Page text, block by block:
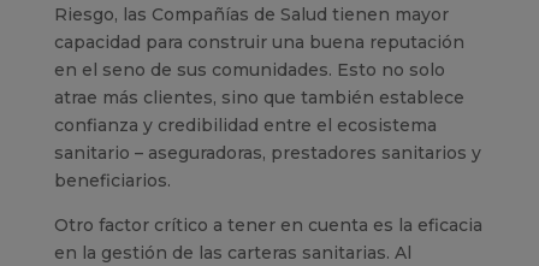
Riesgo, las Compañías de Salud tienen mayor
capacidad para construir una buena reputación
en el seno de sus comunidades. Esto no solo
atrae más clientes, sino que también establece
confianza y credibilidad entre el ecosistema
sanitario – aseguradoras, prestadores sanitarios y
beneficiarios.
Otro factor crítico a tener en cuenta es la eficacia
en la gestión de las carteras sanitarias. Al